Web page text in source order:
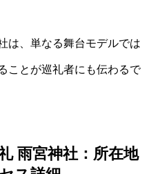
は、単なる舞台モデルでは
ことが巡礼者にも伝わるで
雨宮神社：所在地